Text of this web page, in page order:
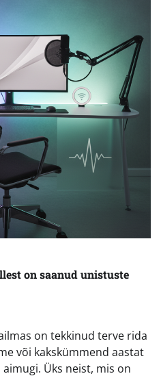
on saanud unistuste
on tekkinud terve rida
või kakskümmend aastat
Üks neist, mis on